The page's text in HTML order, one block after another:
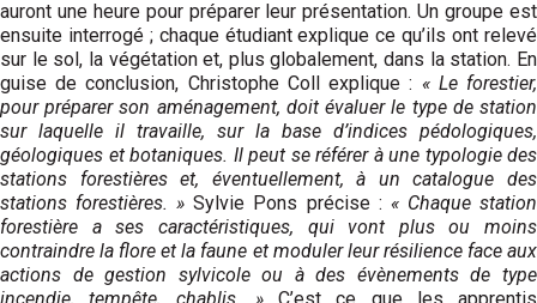
auront une heure pour préparer leur présentation. Un groupe est
ensuite interrogé ; chaque étudiant explique ce qu’ils ont relevé
sur le sol, la végétation et, plus globalement, dans la station. En
guise de conclusion, Christophe Coll explique : « Le forestier,
pour préparer son aménagement, doit évaluer le type de station
sur laquelle il travaille, sur la base d’indices pédologiques,
géologiques et botaniques. Il peut se référer à une typologie des
stations forestières et, éventuellement, à un catalogue des
stations forestières. » Sylvie Pons précise : « Chaque station
forestière a ses caractéristiques, qui vont plus ou moins
contraindre la flore et la faune et moduler leur résilience face aux
actions de gestion sylvicole ou à des évènements de type